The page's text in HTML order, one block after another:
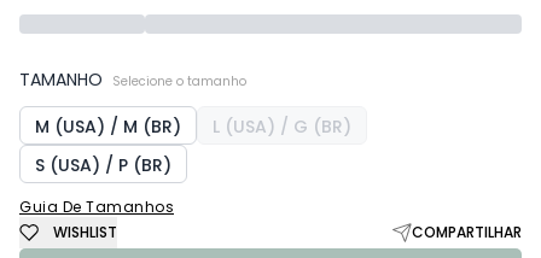
TAMANHO Selecione o tamanho
M (USA) / M (BR)
L (USA) / G (BR)
S (USA) / P (BR)
WISHLIST COMPARTILHAR
Guia De Tamanhos